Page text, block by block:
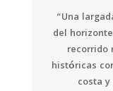
“Una
del
recorrido
históricas
costa